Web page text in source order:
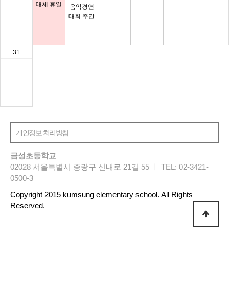
대체 휴일
음악경연
대회 주간
31
금성초등학교
02028 서울특별시 중랑구 신내로 21길 55 ㅣ TEL: 02-3421-
0500-3
Copyright 2015 kumsung elementary school. All Rights
Reserved.